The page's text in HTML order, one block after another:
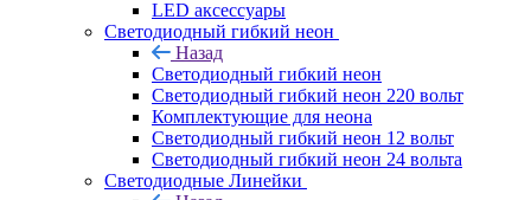
LED аксессуары
Светодиодный гибкий неон
Назад
Светодиодный гибкий неон
Светодиодный гибкий неон 220 вольт
Комплектующие для неона
Светодиодный гибкий неон 12 вольт
Светодиодный гибкий неон 24 вольта
Светодиодные Линейки